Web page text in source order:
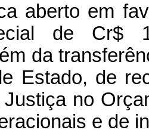
aberto em
de Cr$
da
Estado, de
no
e de